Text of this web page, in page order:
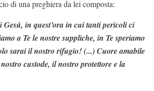
di una preghiera da lei composta:
Gesù, in quest’ora in cui tanti pericoli ci
a Te le nostre suppliche, in Te speriamo
sarai il nostro rifugio! (...) Cuore amabile
custode, il nostro protettore e la